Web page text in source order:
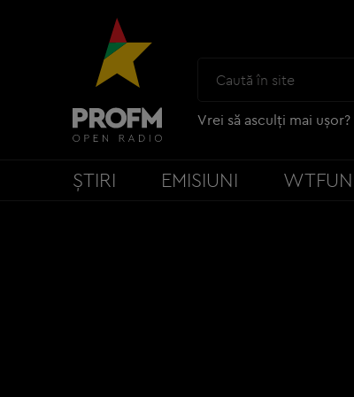
Vrei să asculți mai ușor?
ȘTIRI EMISIUNI WTFUN